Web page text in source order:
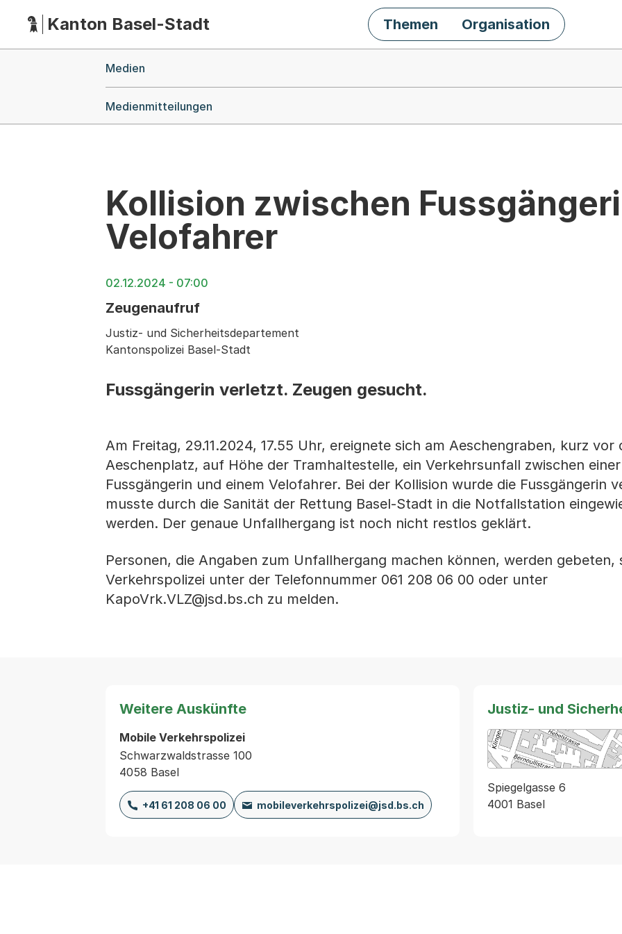
HauptnavigationKanton Basel-Stadt Themen Organisation
Medien
Medienmitteilungen
Kollision zwischen
Velofahrer
02.12.2024 - 07:00
Zeugenaufruf
Justiz- und Sicherheitsdepartement
Kantonspolizei Basel-Stadt
Fussgängerin verletzt. Zeugen gesucht.
Am Freitag, 29.11.2024, 17.55 Uhr, ereignete sich am Aeschengraben, kurz vor
Aeschenplatz, auf Höhe der Tramhaltestelle, ein Verkehrsunfall zwischen einer
Fussgängerin und einem Velofahrer. Bei der Kollision wurde die Fussgängerin
musste durch die Sanität der Rettung Basel-Stadt in die Notfallstation
werden. Der genaue Unfallhergang ist noch nicht restlos geklärt.
Personen, die Angaben zum Unfallhergang machen können, werden gebeten,
Verkehrspolizei unter der Telefonnummer 061 208 06 00 oder unter
KapoVrk.VLZ@jsd.bs.ch zu melden.
Weitere Auskünfte
Mobile Verkehrspolizei
Schwarzwaldstrasse 100
4058 Basel
+41 61 208 06 00 mobileverkehrspolizei@jsd.bs.ch
Justiz- und
Spiegelgasse 6
4001 Basel